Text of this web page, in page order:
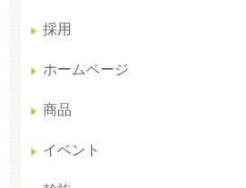
採用
ホームページ
商品
イベント